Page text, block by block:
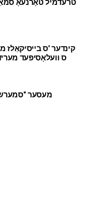
קינדער 'ס בייסיקאַלז
ס וועלאָסיפּעד
מעסער